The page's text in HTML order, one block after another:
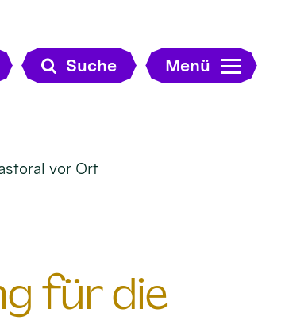
Suche Menü
vor Ort
für die